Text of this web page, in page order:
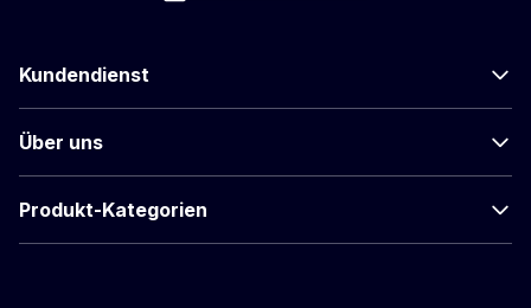
Kundendienst
Über uns
Produkt-Kategorien